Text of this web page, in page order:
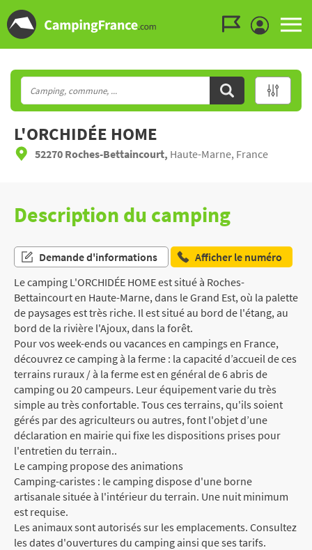
L'ORCHIDÉE HOME
52270 Roches-Bettaincourt, Haute-Marne, France
Description du camping
Demande d'informations
Afficher le numéro
Le camping L'ORCHIDÉE HOME est situé à Roches-
Bettaincourt en Haute-Marne, dans le Grand Est, où la palette
de paysages est très riche. Il est situé au bord de l'étang, au
bord de la rivière l'Ajoux, dans la forêt.
Pour vos week-ends ou vacances en campings en France,
découvrez ce camping à la ferme : la capacité d’accueil de ces
terrains ruraux / à la ferme est en général de 6 abris de
camping ou 20 campeurs. Leur équipement varie du très
simple au très confortable. Tous ces terrains, qu'ils soient
gérés par des agriculteurs ou autres, font l'objet d’une
déclaration en mairie qui fixe les dispositions prises pour
l'entretien du terrain..
Le camping propose des animations
Camping-caristes : le camping dispose d'une borne
artisanale située à l'intérieur du terrain. Une nuit minimum
est requise.
Les animaux sont autorisés sur les emplacements. Consultez
les dates d'ouvertures du camping ainsi que ses tarifs.